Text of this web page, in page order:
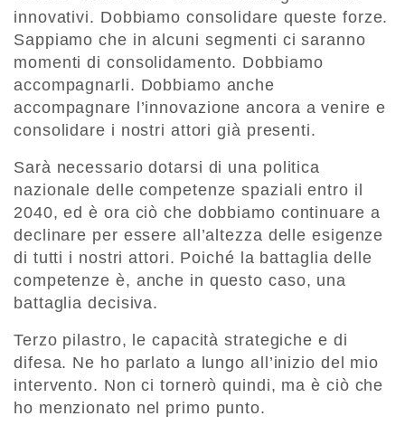
innovativi. Dobbiamo consolidare queste forze.
Sappiamo che in alcuni segmenti ci saranno
momenti di consolidamento. Dobbiamo
accompagnarli. Dobbiamo anche
accompagnare l’innovazione ancora a venire e
consolidare i nostri attori già presenti.
Sarà necessario dotarsi di una politica
nazionale delle competenze spaziali entro il
2040, ed è ora ciò che dobbiamo continuare a
declinare per essere all’altezza delle esigenze
di tutti i nostri attori. Poiché la battaglia delle
competenze è, anche in questo caso, una
battaglia decisiva.
Terzo pilastro, le capacità strategiche e di
difesa. Ne ho parlato a lungo all’inizio del mio
intervento. Non ci tornerò quindi, ma è ciò che
ho menzionato nel primo punto.